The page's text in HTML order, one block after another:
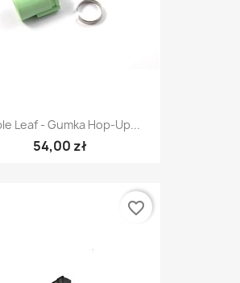
Leaf - Gumka Hop-Up...
54,00 zł
favorite_border